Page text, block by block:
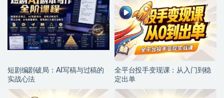
短剧编剧破局：AI写稿与过稿的
实战心法
全平台投手变现课：从入门到稳
定出单